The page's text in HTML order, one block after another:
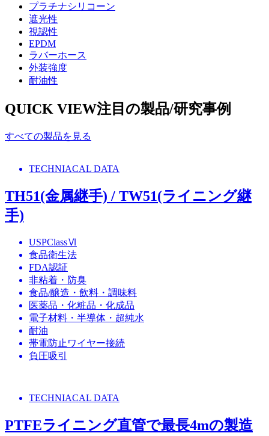
プラチナシリコーン
遮光性
視認性
EPDM
ラバーホース
外装強度
耐油性
QUICK VIEW注目の製品/研究事例
すべての製品を見る
TECHNIACAL DATA
TH51(金属継手) / TW51(ライニング継
手)
USPClassⅥ
食品衛生法
FDA認証
非粘着・防臭
食品/醸造・飲料・調味料
医薬品・化粧品・化成品
電子材料・半導体・超純水
耐油
帯電防止ワイヤー接続
負圧吸引
TECHNIACAL DATA
PTFEライニング直管で最長4mの製造